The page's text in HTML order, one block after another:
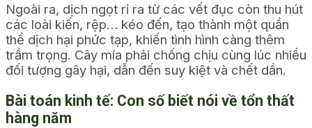
Ngoài ra, dịch ngọt rỉ ra từ các vết đục còn thu hút
các loài kiến, rệp… kéo đến, tạo thành một quần
thể dịch hại phức tạp, khiến tình hình càng thêm
trầm trọng. Cây mía phải chống chịu cùng lúc nhiều
đối tượng gây hại, dẫn đến suy kiệt và chết dần.
Bài toán kinh tế: Con số biết nói về tổn thất
hàng năm